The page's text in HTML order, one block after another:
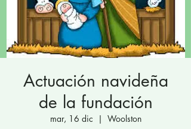
Actuación navideña
de la fundación
mar, 16 dic
  |
Woolston